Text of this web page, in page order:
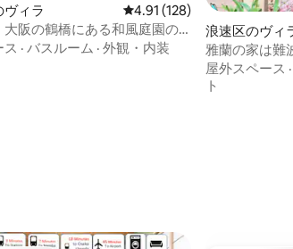
つ星の平均評価
ヴィラ レビュー128件、5つ星中
4.91 (128)
大阪の鶴橋にある和風庭園の
で徒歩2分｜和洋のダブルベッ
ス · バスルーム · 外観・内装
浪速区のヴィ
雅蘭の家は難
ヴィラで、3
ムがあり、8
屋外スペース ·
ト